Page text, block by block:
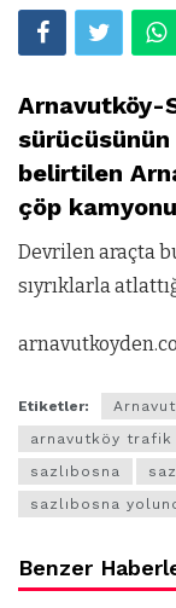
Arnavutköy-
belirtilen
çöp
Devrilen araçta
sıyrıklarla
Etiketler:
arnavutköy trafik
sazlıbosna
sazlıbosna
Benzer